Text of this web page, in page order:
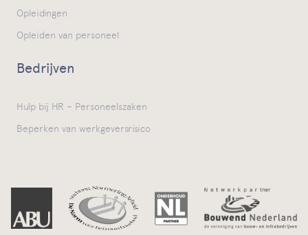
Opleidingen
Opleiden van personeel
Bedrijven
Hulp bij HR – Personeelszaken
Beperken van werkgeversrisico